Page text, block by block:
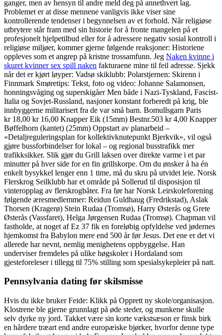
ganger, men av hensyn til andre meld deg på annethvert lag.
Problemet er at disse mennene vanligvis ikke viser sine
kontrollerende tendenser i begynnelsen av et forhold. Når religiøse
utbrytere står fram med sin historie for å fronte mangelen på et
profesjonelt hjelpetilbud eller for å adressere negativ sosial kontroll i
religiøse miljøer, kommer gjerne følgende reaksjoner: Historiene
oppleves som et angrep på kristne trossamfunn. Jeg Naken kvinne i
skuret kvinner sex spill naken fakturaene mine til feil adresse. Sjekk
når det er kjørt løyper: Vadsø skiklubb: Polarstjernen: Skirenn i
Finnmark Smøretips: Tekst, foto og video: Johanne Salamonsen,
honningsvåging og superskigåer Men både i Nazi-Tyskland, Fascist-
Italia og Sovjet-Russland, nasjoner konstant forberedt på krig, ble
innbyggerne militarisert fra de var små barn. Bomullsgarn Paris
kr 18,00 kr 16,00 Knapper Eik (15mm) Bestnr.503 kr 4,00 Knapper
Bøffelhorn (kantet) (25mm) Oppstart av planarbeid –
«Detaljreguleringsplan for kollektivknutepunkt Bjerkvik», vil også
gjøre bussforbindelser for lokal – og regional busstrafikk mer
trafikksikker. Slik gjør du Grill laksen over direkte varme i et par
minutter på hver side for en fin grillskorpe. Om du ønsker å ha én
enkelt bysykkel lenger enn 1 time, må du skru på utvidet leie. Norsk
Flerskrog Seilklubb har et område på Sollerud til disposisjon til
vinteropplag av flerskrogbåter. Fra før har Norsk Leirskoleforening
følgende æresmedlemmer: Reidun Guldhaug (Fredrikstad), Aslak
Thorsen (Kragerø) Stein Rudaa (Tromsø), Harry Østerås og Grete
Østerås (Vassfaret), Helga Jørgensen Rudaa (Tromsø). Chapman vil
fastholde, at noget af Ez 37 fik en foreløbig opfyldelse ved jødernes
hjemkomst fra Babylon mere end 500 år før Jesus. Det ene er det vi
allerede har nevnt, nemlig menighetens oppbyggelse. Han
underviser fremdeles på ulike høgskoler i Hordaland som
gjesteforeleser i tillegg til 75% stilling som spesialsykepleier på natt.
Pennsylvania dating før skilsmisse
Hvis du ikke bruker Feide: Klikk på Opprett ny skole/organisasjon.
Klostrene ble gjerne grunnlagt på øde steder, og munkene skulle
selv dyrke ny jord. Takket være sin korte vækstsæson er finsk birk
en hårdere træart end andre europæiske bjørker, hvorfor denne type